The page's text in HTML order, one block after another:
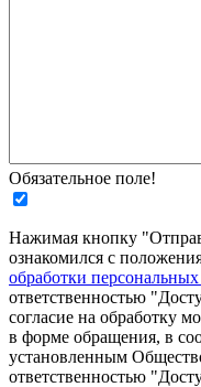
Обязательное поле!
Нажимая кнопку
ознакомился с
обработки
ответственностью
согласие на обработку
в форме обращения, в
установленным
ответственностью